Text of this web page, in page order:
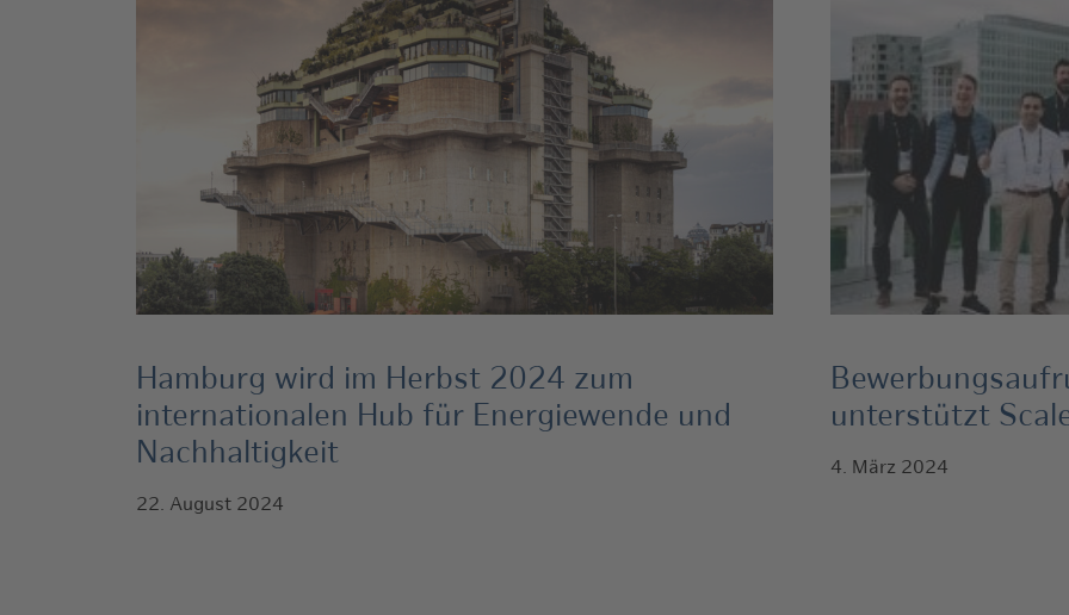
Hamburg wird im Herbst 2024 zum
internationalen Hub für Energiewende und
Nachhaltigkeit
22. August 2024
unterstützt
4. März 2024